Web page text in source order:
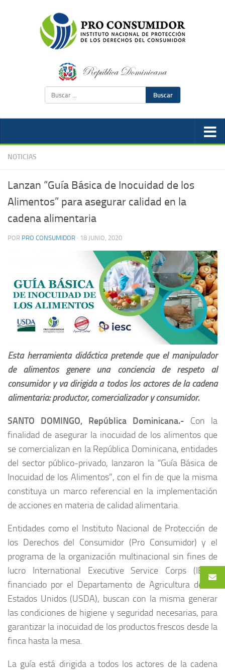
Buscar
NOTICIAS
Lanzan “Guía Básica de Inocuidad de los
Alimentos” para asegurar calidad en la
cadena alimentaria
POR PRO CONSUMIDOR · 18 JUNIO, 2020
Esta herramienta didáctica pretende que el manipulador
de alimentos genere una conciencia de respeto al
consumidor y va dirigida a todos los actores de la cadena
alimentaria: productor, comercializador y consumidor.
SANTO DOMINGO, República Dominicana.- Con la
finalidad de asegurar la inocuidad de los alimentos que
se comercializan en la República Dominicana, entidades
del sector público-privado, lanzaron la “Guía Básica de
Inocuidad de los Alimentos”, con el fin de que la misma
constituya un marco referencial en la implementación
de acciones en materia de calidad alimentaria.
Entidades como el Instituto Nacional de Protección de
los Derechos del Consumidor (Pro Consumidor) y el
programa de la organización multinacional sin fines de
lucro International Executive Service Corps (IESC),
financiado por el Departamento de Agricultura de los
Estados Unidos (USDA), buscan con la misma generar
las condiciones de higiene y seguridad necesarias, para
garantizar la inocuidad de los productos frescos desde la
finca hasta la mesa.
La guía está dirigida a todos los actores de la cadena